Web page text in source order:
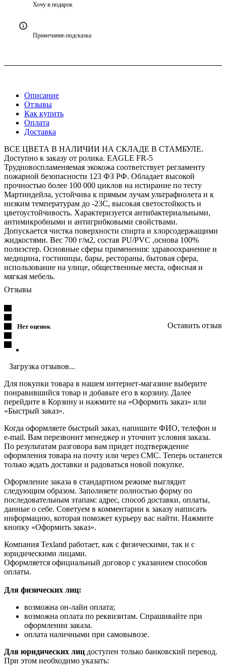
Хочу в подарок
Примечание-подсказка
Описание
Отзывы
Как купить
Оплата
Доставка
ВСЕ ЦВЕТА В НАЛИЧИИ НА СКЛАДЕ В СТАМБУЛЕ.
Доступно к заказу от ролика. EAGLE FR-5
Трудновоспламеняемая экокожа соответствует регламенту
пожарной безопасности 123 ФЗ РФ. Обладает высокой
прочностью более 100 000 циклов на истирание по тесту
Мартиндейла, устойчива к прямым лучам ультрафиолета и к
низким температурам до -23C, высокая светостойкость и
цветоустойчивость. Характеризуется антибактериальными,
антимикробными и антигрибковыми свойствами.
Допускается чистка поверхности спирта и хлорсодержащими
жидкостями. Вес 700 г/м2, состав PU/PVC ,основа 100%
полиэстер. Основные сферы применения: здравоохранение и
медицина, гостиницы, бары, рестораны, бытовая сфера,
использование на улице, общественные места, офисная и
мягкая мебель.
Отзывы
Нет оценок Оставить отзыв
Загрузка отзывов...
Для покупки товара в нашем интернет-магазине выберите
понравившийся товар и добавьте его в корзину. Далее
перейдите в Корзину и нажмите на «Оформить заказ» или
«Быстрый заказ».
Когда оформляете быстрый заказ, напишите ФИО, телефон и
e-mail. Вам перезвонит менеджер и уточнит условия заказа.
По результатам разговора вам придет подтверждение
оформления товара на почту или через СМС. Теперь останется
только ждать доставки и радоваться новой покупке.
Оформление заказа в стандартном режиме выглядит
следующим образом. Заполняете полностью форму по
последовательным этапам: адрес, способ доставки, оплаты,
данные о себе. Советуем в комментарии к заказу написать
информацию, которая поможет курьеру вас найти. Нажмите
кнопку «Оформить заказ».
Компания Texland работает, как с физическими, так и с
юридическими лицами.
Оформляется официальный договор с указанием способов
оплаты.
Для физических лиц:
возможна он-лайн оплата;
возможна оплата по реквизитам. Спрашивайте при
оформлении заказа.
оплата наличными при самовывозе.
Для юридических лиц доступен только банковский перевод.
При этом необходимо указать: